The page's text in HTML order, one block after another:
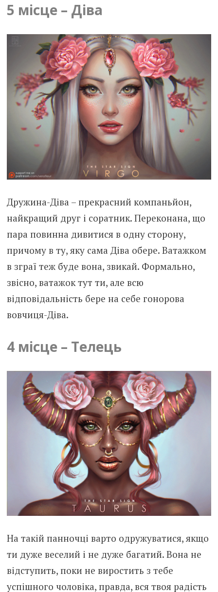
5 місце – Діва
Дружина-Діва – прекрасний компаньйон,
найкращий друг і соратник. Переконана, що
пара повинна дивитися в одну сторону,
причому в ту, яку сама Діва обере. Ватажком
в зграї теж буде вона, звикай. Формально,
звісно, ватажок тут ти, але всю
відповідальність бере на себе гонорова
вовчиця-Діва.
4 місце – Телець
На такій панночці варто одружуватися, якщо
ти дуже веселий і не дуже багатий. Вона не
відступить, поки не виростить з тебе
успішного чоловіка, правда, вся твоя радість